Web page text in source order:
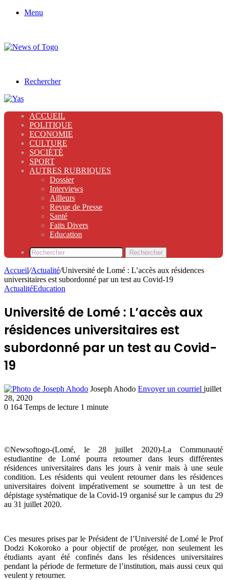
Menu
Rechercher
ACCUEIL
POLITIQUE
ECONOMIE
CULTURE
SOCIÉTÉ
SPORT
AUTRES RUBRIQUES
Dossier
Interviews
Ailleurs
Revue de Presse
Santé
Faits Divers
Education
Rechercher
Accueil/Actualité/Université de Lomé : L’accès aux résidences
universitaires est subordonné par un test au Covid-19
ActualitéEducation
Université de Lomé : L’accès aux
résidences universitaires est
subordonné par un test au Covid-
19
Joseph Ahodo Envoyer un courriel juillet
28, 2020
0 164 Temps de lecture 1 minute
©Newsoftogo-(Lomé, le 28 juillet 2020)-La Communauté
estudiantine de Lomé pourra retourner dans leurs différentes
résidences universitaires dans les jours à venir mais à une seule
condition. Les résidents qui veulent retourner dans les résidences
universitaires doivent impérativement se soumettre à un test de
dépistage systématique de la Covid-19 organisé sur le campus du 29
au 31 juillet 2020.
Ces mesures prises par le Président de l’Université de Lomé le Prof
Dodzi Kokoroko a pour objectif de protéger, non seulement les
étudiants ayant été confinés dans les résidences universitaires
pendant la période de fermeture de l’institution, mais aussi ceux qui
veulent y retourner.